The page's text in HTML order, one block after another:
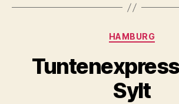
Kategorien
HAMBURG
Sylt